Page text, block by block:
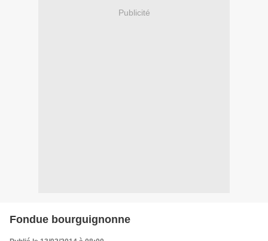
Publicité
Fondue bourguignonne